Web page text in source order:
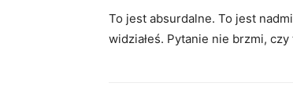
To jest absurdalne. To jest
widziałeś. Pytanie nie brzmi, czy